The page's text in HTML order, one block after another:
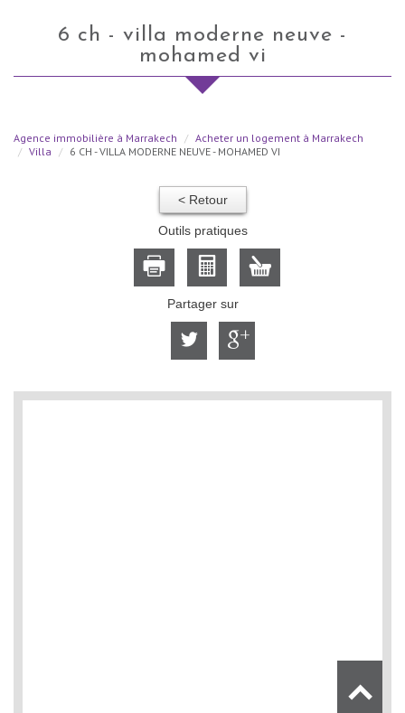
6 ch - villa moderne neuve -
mohamed vi
Agence immobilière à Marrakech
Acheter un logement à Marrakech
Villa
6 CH - VILLA MODERNE NEUVE - MOHAMED VI
< Retour
Outils pratiques
Partager sur